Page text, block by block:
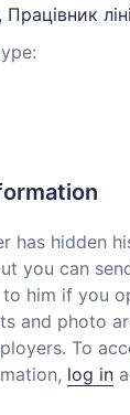
has hidden
you can
him if you
and photo
To
log in